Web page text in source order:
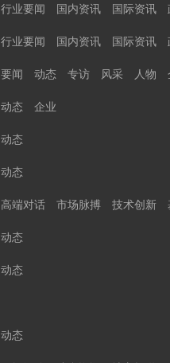
行业要闻 国内资讯 国际资讯
行业要闻 国内资讯 国际资讯
要闻 动态 专访 风采 人物
动态 企业
动态
动态
高端对话 市场脉搏 技术创新
动态
动态
动态